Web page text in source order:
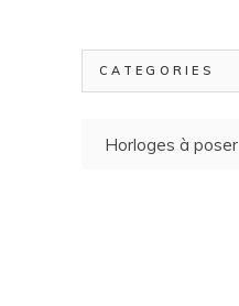
CATEGORIES
Horloges à poser